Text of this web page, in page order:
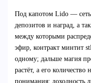
Под капотом Lido — сеть
депозитов и наград, а
между которыми
эфир, контракт минтит
одному; дальше магия
растёт, а его
понимания: доходность